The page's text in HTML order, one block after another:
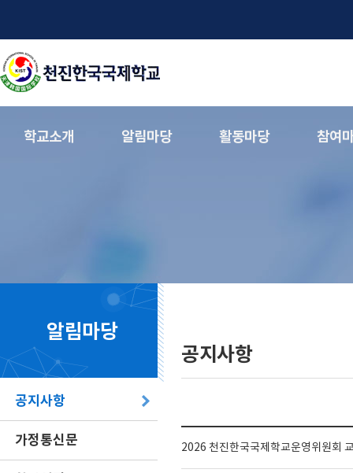
학교소개 알림마당 활동마당 참여
알림마당
공지사항
가정통신문
공지사항
2026 천진한국국제학교운영위원회